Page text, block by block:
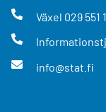
Växel 029 551
info@stat.fi